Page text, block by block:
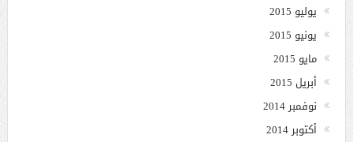
يوليو 2015
يونيو 2015
مايو 2015
أبريل 2015
نوفمبر 2014
أكتوبر 2014